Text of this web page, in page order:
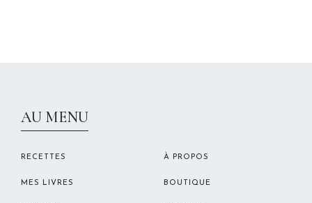
AU MENU
RECETTES
MES LIVRES
À PROPOS
BOUTIQUE